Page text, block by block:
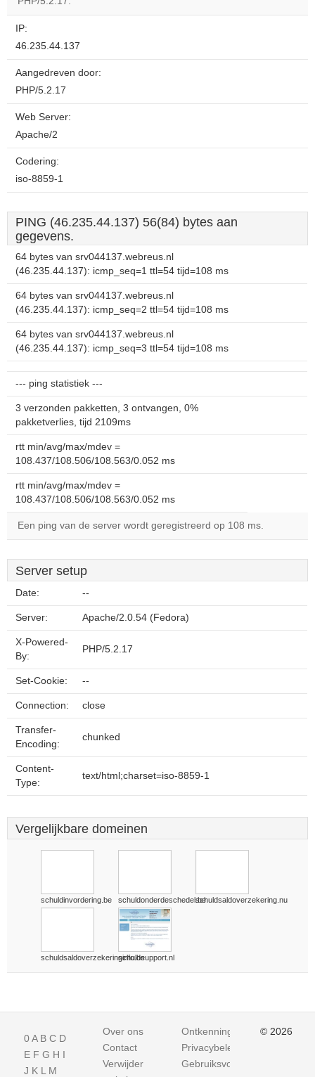
IP:
46.235.44.137
Aangedreven door:
PHP/5.2.17
Web Server:
Apache/2
Codering:
iso-8859-1
PING (46.235.44.137) 56(84) bytes aan
gegevens.
64 bytes van srv044137.webreus.nl
(46.235.44.137): icmp_seq=1 ttl=54 tijd=108 ms
64 bytes van srv044137.webreus.nl
(46.235.44.137): icmp_seq=2 ttl=54 tijd=108 ms
64 bytes van srv044137.webreus.nl
(46.235.44.137): icmp_seq=3 ttl=54 tijd=108 ms
--- ping statistiek ---
3 verzonden pakketten, 3 ontvangen, 0%
pakketverlies, tijd 2109ms
rtt min/avg/max/mdev =
108.437/108.506/108.563/0.052 ms
rtt min/avg/max/mdev =
108.437/108.506/108.563/0.052 ms
Een ping van de server wordt geregistreerd op 108 ms.
Server setup
Date: --
Server: Apache/2.0.54 (Fedora)
X-Powered-
By:
PHP/5.2.17
Set-Cookie: --
Connection: close
Transfer-
Encoding:
chunked
Content-
Type:
text/html;charset=iso-8859-1
Vergelijkbare domeinen
schuldinvordering.be schuldonderdeschedel.beschuldsaldoverzekering.nu
schuldsaldoverzekeringinfo.beschuldsupport.nl
0A B C D
E F G H I
J K L M
Over ons
Contact
Verwijder
Ontkenning
Privacybeleid
Gebruiksvoorwaarden
© 2026